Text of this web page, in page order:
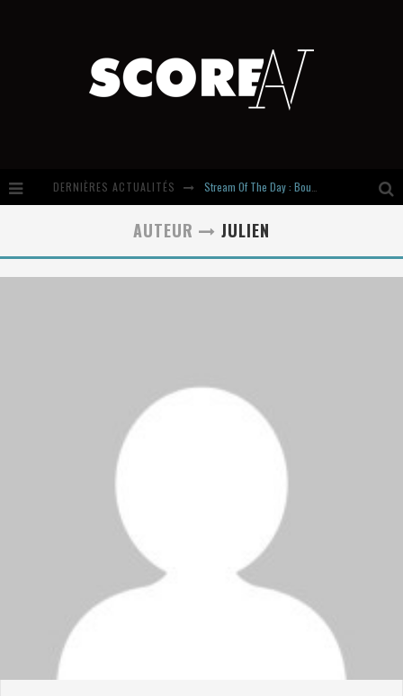
DERNIÈRES ACTUALITÉS
Russian Circles share « Empath » & « Eluvial » singles. Same Language. Different Damage.
Introducing Newcomer : Gudewife
AUTEUR JULIEN